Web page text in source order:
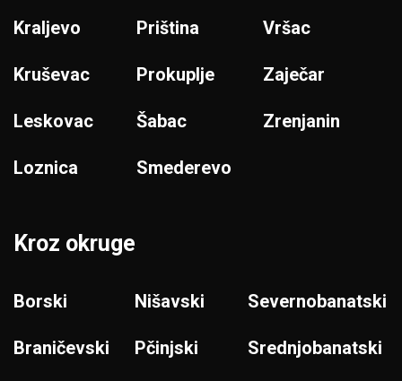
Kraljevo
Kruševac
Leskovac
Loznica
Priština
Prokuplje
Šabac
Smederevo
Vršac
Zaječar
Zrenjanin
Kroz okruge
Borski
Braničevski
Nišavski
Pčinjski
Severnobanatski
Srednjobanatski